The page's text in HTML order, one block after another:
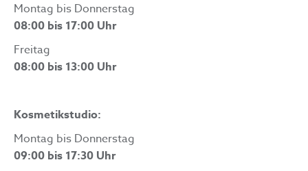
Montag bis Donnerstag
08:00 bis 17:00 Uhr
Freitag
08:00 bis 13:00 Uhr
Kosmetikstudio:
Montag bis Donnerstag
09:00 bis 17:30 Uhr